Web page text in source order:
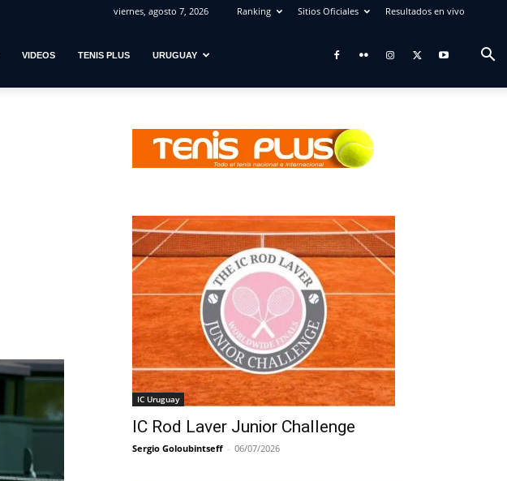
viernes, agosto 7, 2026 Ranking Sitios Oficiales Resultados en vivo
VIDEOS TENIS PLUS URUGUAY
IC Uruguay
IC Rod Laver Junior Challenge
Sergio Goloubintseff - 06/07/2026